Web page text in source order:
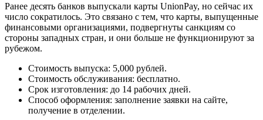
Ранее десять банков выпускали карты UnionPay, но сейчас их
число сократилось. Это связано с тем, что карты, выпущенные
финансовыми организациями, подвергнуты санкциям со
стороны западных стран, и они больше не функционируют за
рубежом.
Стоимость выпуска: 5,000 рублей.
Стоимость обслуживания: бесплатно.
Срок изготовления: до 14 рабочих дней.
Способ оформления: заполнение заявки на сайте,
получение в отделении.